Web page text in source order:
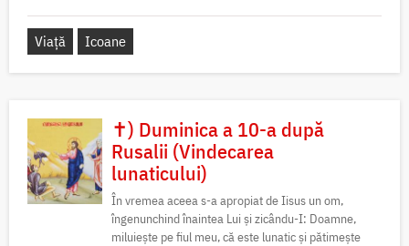
Viață Icoane
✝) Duminica a 10-a după
Rusalii (Vindecarea
lunaticului)
În vremea aceea s-a apropiat de Iisus un om,
îngenunchind înaintea Lui și zicându-I: Doamne,
miluiește pe fiul meu, că este lunatic și pătimește